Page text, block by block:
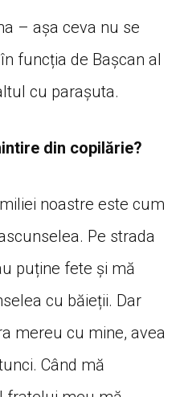
– așa ceva nu se
funcția de Bașcan al
cu parașuta.
din copilărie?
noastre este cum
Pe strada
puține fete și mă
cu băieții. Dar
mereu cu mine, avea
Când mă